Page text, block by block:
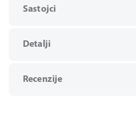
Sastojci
Detalji
Recenzije